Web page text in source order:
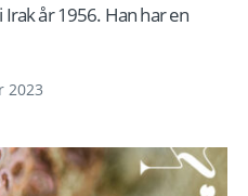
år 1956. Han har en
2023